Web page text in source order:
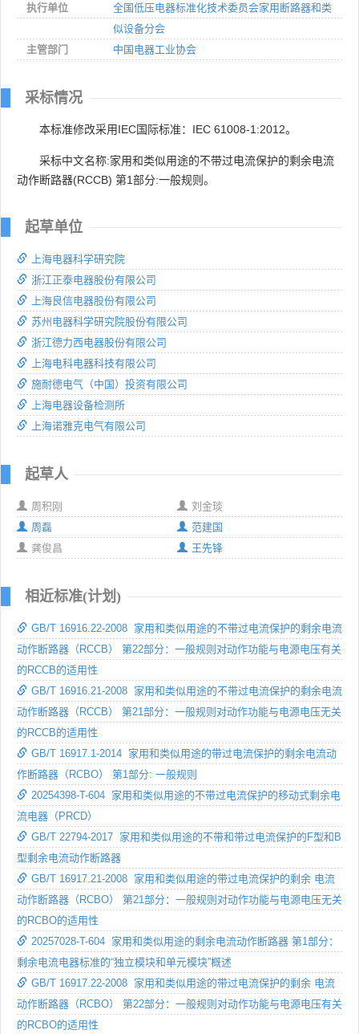
执行单位
全国低压电器标准化技术委员会家用断路器和类
似设备分会
主管部门
中国电器工业协会
采标情况
本标准修改采用IEC国际标准：IEC 61008-1:2012。
采标中文名称:家用和类似用途的不带过电流保护的剩余电流
动作断路器(RCCB) 第1部分:一般规则。
起草单位
上海电器科学研究院
浙江正泰电器股份有限公司
上海良信电器股份有限公司
苏州电器科学研究院股份有限公司
浙江德力西电器股份有限公司
上海电科电器科技有限公司
施耐德电气（中国）投资有限公司
上海电器设备检测所
上海诺雅克电气有限公司
起草人
周积刚
刘金琰
周磊
范建国
龚俊昌
王先锋
相近标准(计划)
GB/T 16916.22-2008 家用和类似用途的不带过电流保护的剩余电流
动作断路器（RCCB） 第22部分：一般规则对动作功能与电源电压有关
的RCCB的适用性
GB/T 16916.21-2008 家用和类似用途的不带过电流保护的剩余电流
动作断路器（RCCB） 第21部分：一般规则对动作功能与电源电压无关
的RCCB的适用性
GB/T 16917.1-2014 家用和类似用途的带过电流保护的剩余电流动
作断路器（RCBO） 第1部分: 一般规则
20254398-T-604 家用和类似用途的不带过电流保护的移动式剩余电
流电器（PRCD）
GB/T 22794-2017 家用和类似用途的不带和带过电流保护的F型和B
型剩余电流动作断路器
GB/T 16917.21-2008 家用和类似用途的带过电流保护的剩余 电流
动作断路器（RCBO） 第21部分：一般规则对动作功能与电源电压无关
的RCBO的适用性
20257028-T-604 家用和类似用途的剩余电流动作断路器 第1部分：
剩余电流电器标准的“独立模块和单元模块”概述
GB/T 16917.22-2008 家用和类似用途的带过电流保护的剩余 电流
动作断路器（RCBO） 第22部分：一般规则对动作功能与电源电压有关
的RCBO的适用性